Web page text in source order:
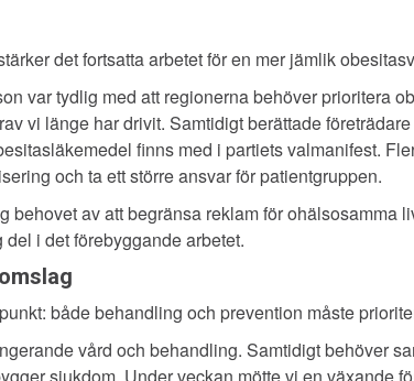
det fortsatta arbetet för en mer jämlik
var tydlig med att regionerna behöver prioritera
vi länge har drivit. Samtidigt berättade
finns med i partiets valmanifest.
och ta ett större ansvar för patientgruppen.
behovet av att begränsa reklam för ohälsosamma
i det förebyggande arbetet.
både behandling och prevention måste
vård och behandling. Samtidigt behöver
sjukdom. Under veckan mötte vi en växande